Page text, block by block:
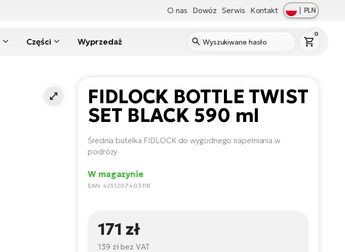
O nas Dowóz Serwis Kontakt | PLN
Części Wyprzedaż
0
FIDLOCK BOTTLE TWIST
SET BLACK 590 ml
Średnia butelka FIDLOCK do wygodnego napełniania w
podróży
W magazynie
EAN: 4251207403118
171 zł
139 zł bez VAT